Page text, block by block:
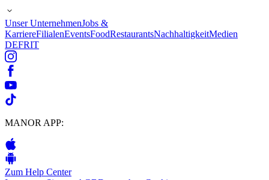
Unser UnternehmenJobs &
KarriereFilialenEventsFoodRestaurantsNachhaltigkeitMedien
DEFRIT
MANOR APP:
Zum Help Center